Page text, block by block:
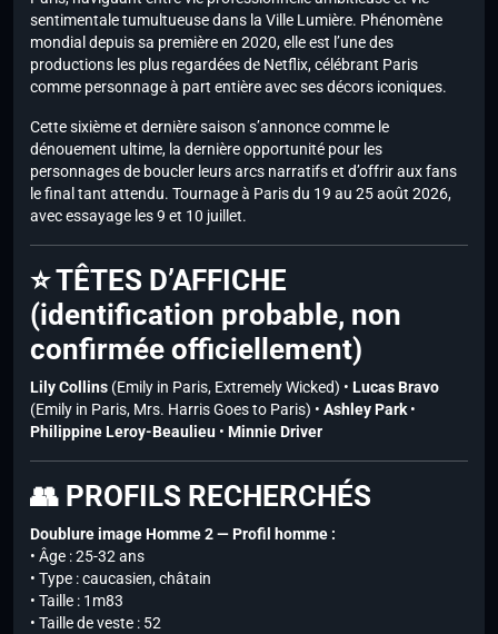
sentimentale tumultueuse dans la Ville Lumière. Phénomène
mondial depuis sa première en 2020, elle est l’une des
productions les plus regardées de Netflix, célébrant Paris
comme personnage à part entière avec ses décors iconiques.
Cette sixième et dernière saison s’annonce comme le
dénouement ultime, la dernière opportunité pour les
personnages de boucler leurs arcs narratifs et d’offrir aux fans
le final tant attendu. Tournage à Paris du 19 au 25 août 2026,
avec essayage les 9 et 10 juillet.
⭐ TÊTES D’AFFICHE
(identification probable, non
confirmée officiellement)
Lily Collins (Emily in Paris, Extremely Wicked) • Lucas Bravo
(Emily in Paris, Mrs. Harris Goes to Paris) • Ashley Park •
Philippine Leroy-Beaulieu • Minnie Driver
👥 PROFILS RECHERCHÉS
Doublure image Homme 2 — Profil homme :
• Âge : 25-32 ans
• Type : caucasien, châtain
• Taille : 1m83
• Taille de veste : 52